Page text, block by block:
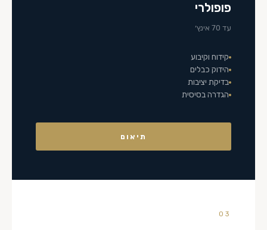
פופולרי
עד 70 אינץ׳
קידוח וקיבוע
הידוק כבלים
בדיקת יציבות
הגדרה בסיסית
תיאום
03